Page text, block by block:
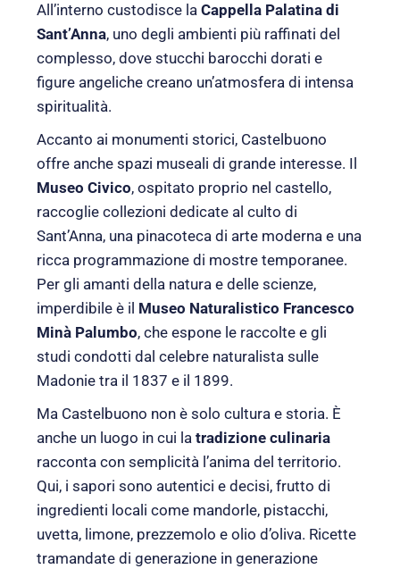
All’interno custodisce laCappella Palatina di
Sant’Anna, uno degli ambienti più raffinati del
complesso, dove stucchi barocchi dorati e
figure angeliche creano un’atmosfera di intensa
spiritualità.
Accanto ai monumenti storici, Castelbuono
offre anche spazi museali di grande interesse. Il
Museo Civico, ospitato proprio nel castello,
raccoglie collezioni dedicate al culto di
Sant’Anna, una pinacoteca di arte moderna e una
ricca programmazione di mostre temporanee.
Per gli amanti della natura e delle scienze,
imperdibile è il Museo Naturalistico Francesco
Minà Palumbo, che espone le raccolte e gli
studi condotti dal celebre naturalista sulle
Madonie tra il 1837 e il 1899.
Ma Castelbuono non è solo cultura e storia. È
anche un luogo in cui latradizione culinaria
racconta con semplicità l’anima del territorio.
Qui, i sapori sono autentici e decisi, frutto di
ingredienti locali come mandorle, pistacchi,
uvetta, limone, prezzemolo e olio d’oliva. Ricette
tramandate di generazione in generazione